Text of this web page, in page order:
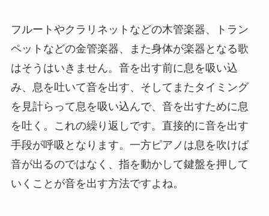
フルートやクラリネットなどの木管楽器、トラン
ペットなどの金管楽器、また身体が楽器となる歌
はそうはいきません。音を出す前に息を吸い込
み、息を吐いて音を出す、そしてまたタイミング
を見計らって息を吸い込んで、音を出すために息
を吐く。これの繰り返しです。直接的に音を出す
手段が呼吸となります。一方ピアノは息を吹けば
音が出るのではなく、指を動かして鍵盤を押して
いくことが音を出す方法ですよね。